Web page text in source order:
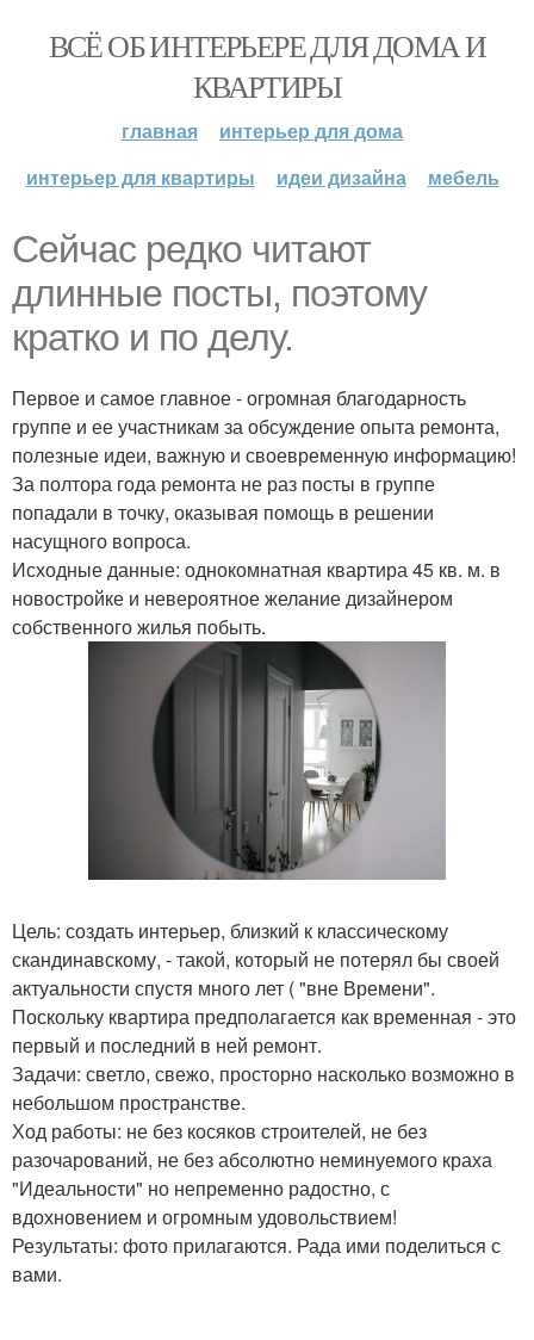
ВСЁ ОБ ИНТЕРЬЕРЕ ДЛЯ ДОМА И
КВАРТИРЫ
главная
интерьер для дома
интерьер для квартиры
идеи дизайна мебель
Сейчас редко читают
длинные посты, поэтому
кратко и по делу.
Первое и самое главное - огромная благодарность
группе и ее участникам за обсуждение опыта ремонта,
полезные идеи, важную и своевременную информацию!
За полтора года ремонта не раз посты в группе
попадали в точку, оказывая помощь в решении
насущного вопроса.
Исходные данные: однокомнатная квартира 45 кв. м. в
новостройке и невероятное желание дизайнером
собственного жилья побыть.
Цель: создать интерьер, близкий к классическому
скандинавскому, - такой, который не потерял бы своей
актуальности спустя много лет ( "вне Времени".
Поскольку квартира предполагается как временная - это
первый и последний в ней ремонт.
Задачи: светло, свежо, просторно насколько возможно в
небольшом пространстве.
Ход работы: не без косяков строителей, не без
разочарований, не без абсолютно неминуемого краха
"Идеальности" но непременно радостно, с
вдохновением и огромным удовольствием!
Результаты: фото прилагаются. Рада ими поделиться с
вами.